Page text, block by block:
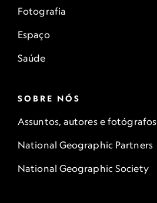
Fotografia
Espaço
Saúde
SOBRE NÓS
Assuntos, autores e fotógrafos
National Geographic Partners
National Geographic Society